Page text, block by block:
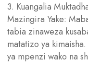
3. Kuangalia
Mazingira Yake:
tabia zinaweza
matatizo ya
ya mpenzi wako na